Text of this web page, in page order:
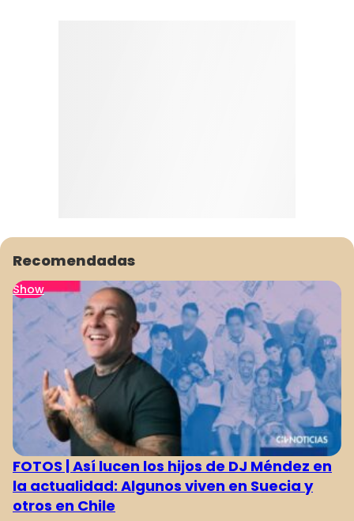
Recomendadas
Show
FOTOS | Así lucen los hijos de DJ Méndez en
la actualidad: Algunos viven en Suecia y
otros en Chile